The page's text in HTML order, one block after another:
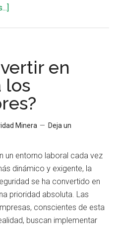
invertir
en
entrenar
a
los
entrenadores?
en
los
Minera
Deja un
un entorno laboral cada vez
dinámico y exigente, la
se ha convertido en
prioridad absoluta. Las
conscientes de esta
buscan implementar